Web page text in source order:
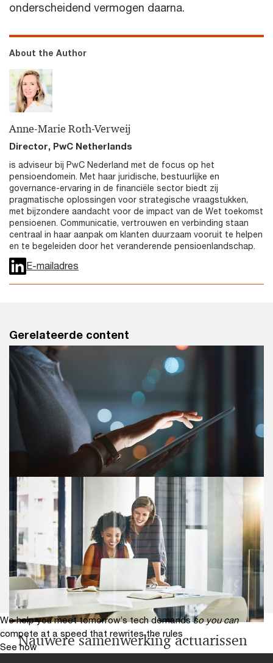
onderscheidend vermogen daarna.
About the Author
Anne-Marie Roth-Verweij
Director, PwC Netherlands
is adviseur bij PwC Nederland met de focus op het
pensioendomein. Met haar juridische, bestuurlijke en
governance-ervaring in de financiële sector biedt zij
pragmatische oplossingen voor strategische vraagstukken,
met bijzondere aandacht voor de impact van de Wet toekomst
pensioenen. Communicatie, vertrouwen en verbinding staan
centraal in haar aanpak om klanten duurzaam vooruit te helpen
en te begeleiden door het veranderende pensioenlandschap.
E-mailadres
Gerelateerde content
'AI om de mens te ondersteunen,
daar liggen de kansen'
AI kan ook in de publieke sector medewerkers
ondersteunen en de productiviteit en kwaliteit
verhogen. PwC-expert Pascal Mannot vertelt over de
mogelijkheden.
Nauwere samenwerking actuarissen
We help you meet tomorrow’s tech demands so you can
compete at a speed that rewrites the rules
See how